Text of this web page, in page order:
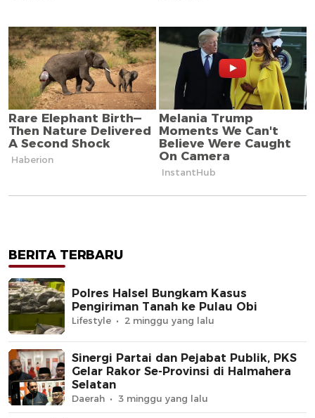
BERITA TERBARU
Polres Halsel Bungkam Kasus
Pengiriman Tanah ke Pulau Obi
Lifestyle 2 minggu yang lalu
Sinergi Partai dan Pejabat Publik, PKS
Gelar Rakor Se-Provinsi di Halmahera
Selatan
Daerah 3 minggu yang lalu